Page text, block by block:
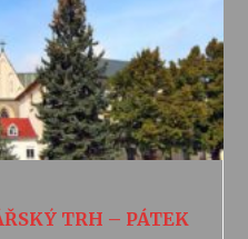
TRH – PÁTEK